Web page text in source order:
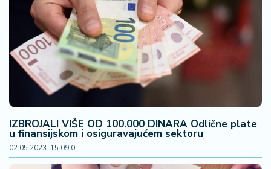
IZBROJALI VIŠE OD 100.000 DINARA Odlične plate
u finansijskom i osiguravajućem sektoru
02.05.2023. 15:09|0